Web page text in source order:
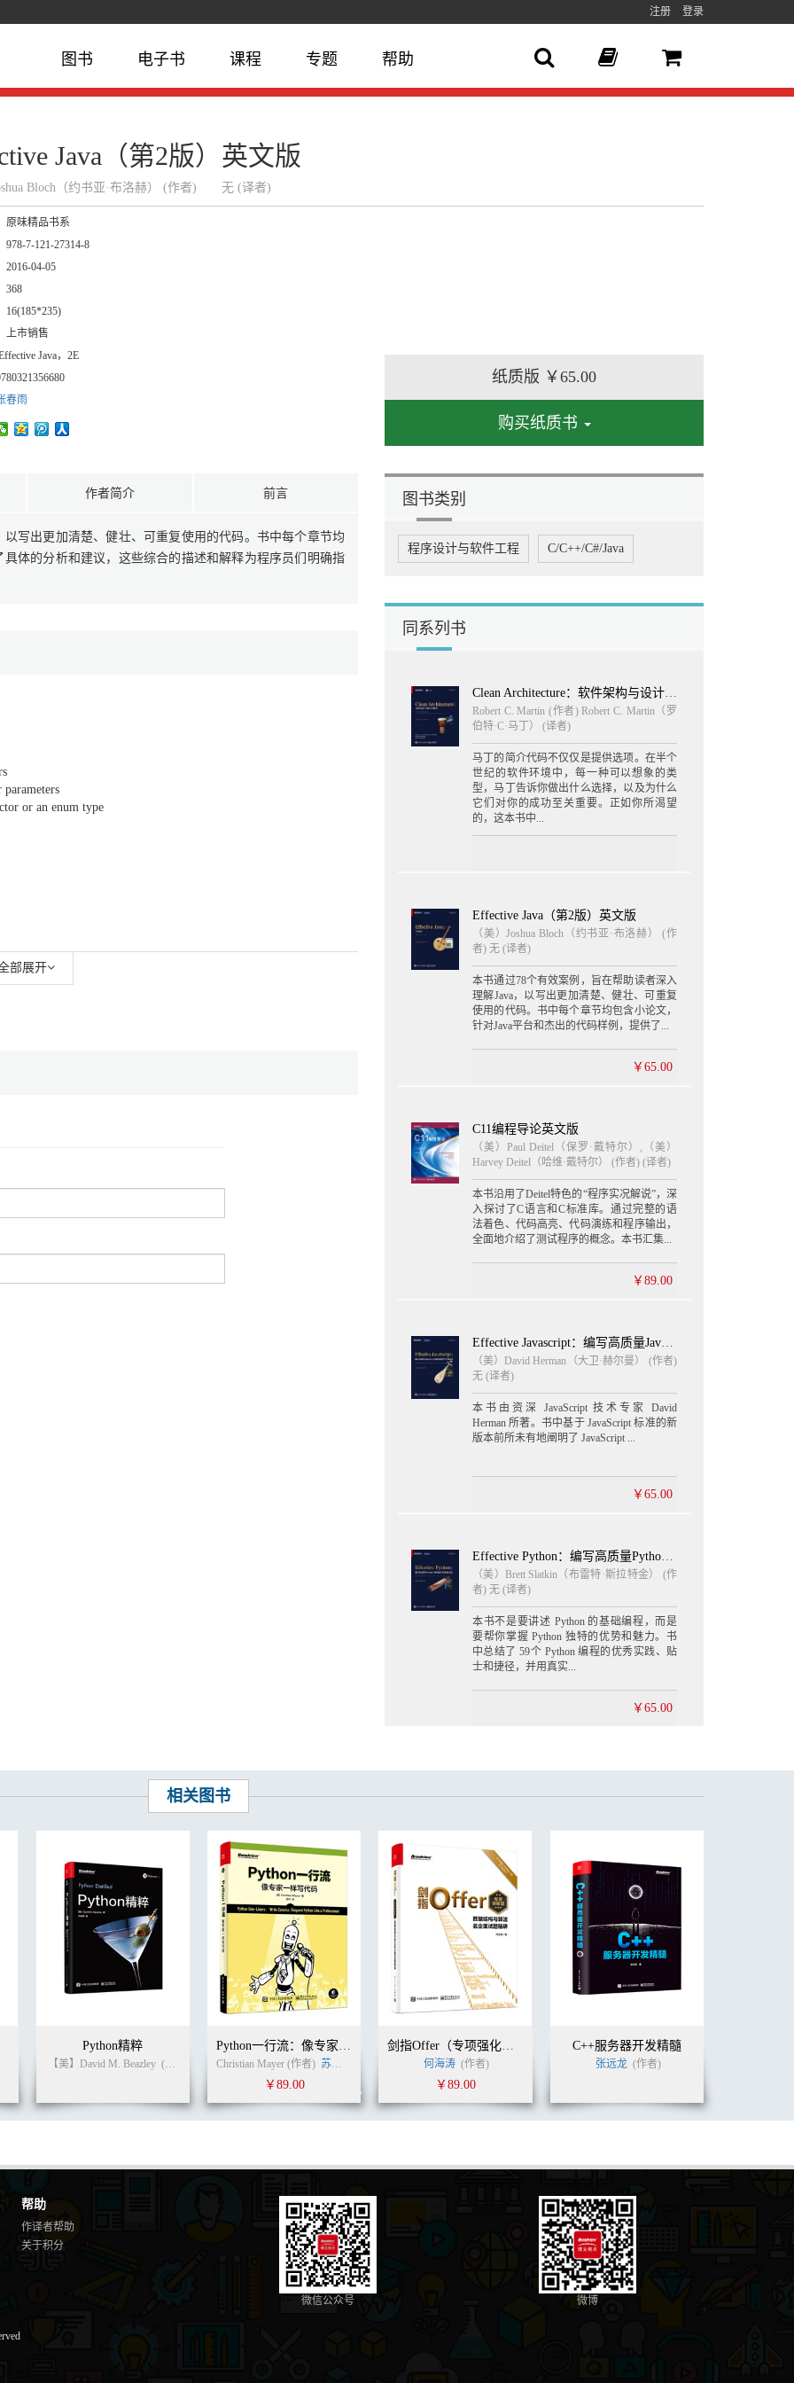
注册 登录
图书 电子书 课程 专题 帮助
Java（第2版）英文版
Bloch（约书亚·布洛赫） (作者) 无 (译者)
原味精品书系
978-7-121-27314-8
2016-04-05
368
16(185*235)
上市销售
Java，2E
春雨
纸质版 ￥65.00
购买纸质书
作者简介 前言
写出更加清楚、健壮、可重复使用的代码。书中每个章节均
体的分析和建议，这些综合的描述和解释为程序员们明确指
or an enum type
runtime exceptions for programming errors
部展开
图书类别
程序设计与软件工程 C/C++/C#/Java
同系列书
Clean Architecture：软件架构与设计匠艺（英文版）
Robert C. Martin (作者) Robert C. Martin（罗
伯特·C·马丁） (译者)
马丁的简介代码不仅仅是提供选项。在半个
世纪的软件环境中，每一种可以想象的类
型，马丁告诉你做出什么选择，以及为什么
它们对你的成功至关重要。正如你所渴望
的，这本书中...
Effective Java（第2版）英文版
（美）Joshua Bloch（约书亚·布洛赫） (作
者) 无 (译者)
本书通过78个有效案例，旨在帮助读者深入
理解Java，以写出更加清楚、健壮、可重复
使用的代码。书中每个章节均包含小论文，
针对Java平台和杰出的代码样例，提供了...
￥65.00
C11编程导论英文版
（美）Paul Deitel（保罗·戴特尔）,（美）
Harvey Deitel（哈维·戴特尔） (作者) (译者)
本书沿用了Deitel特色的“程序实况解说”，深
入探讨了C语言和C标准库。通过完整的语
法着色、代码高亮、代码演练和程序输出，
全面地介绍了测试程序的概念。本书汇集...
￥89.00
Effective Javascript：编写高质量JavaScript代码的68个有效方法 英文版
（美）David Herman（大卫·赫尔曼） (作者)
无 (译者)
本书由资深 JavaScript 技术专家 David
Herman 所著。书中基于 JavaScript 标准的新
版本前所未有地阐明了 JavaScript ...
￥65.00
Effective Python：编写高质量Python代码的59个有效方法 英文版
（美）Brett Slatkin（布雷特·斯拉特金） (作
者) 无 (译者)
本书不是要讲述 Python 的基础编程，而是
要帮你掌握 Python 独特的优势和魅力。书
中总结了 59个 Python 编程的优秀实践、贴
士和捷径，并用真实...
￥65.00
相关图书
Python精粹
【美】David M. Beazley (作者) 卢俊祥 (译者)
Python一行流：像专家一样写代码
Christian Mayer (作者) 苏丹
￥89.00
剑指Offer（专项强化版）：数据结构与算法名企面试题精讲
何海涛 (作者)
￥89.00
C++服务器开发精髓
张远龙 (作者)
帮助
作译者帮助
关于积分
微信公众号 微博